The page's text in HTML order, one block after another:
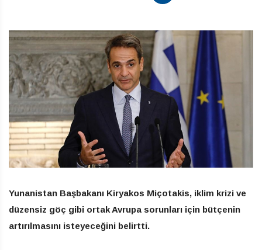
Yunanistan Başbakanı Kiryakos Miçotakis, iklim krizi ve
düzensiz göç gibi ortak Avrupa sorunları için bütçenin
artırılmasını isteyeceğini belirtti.